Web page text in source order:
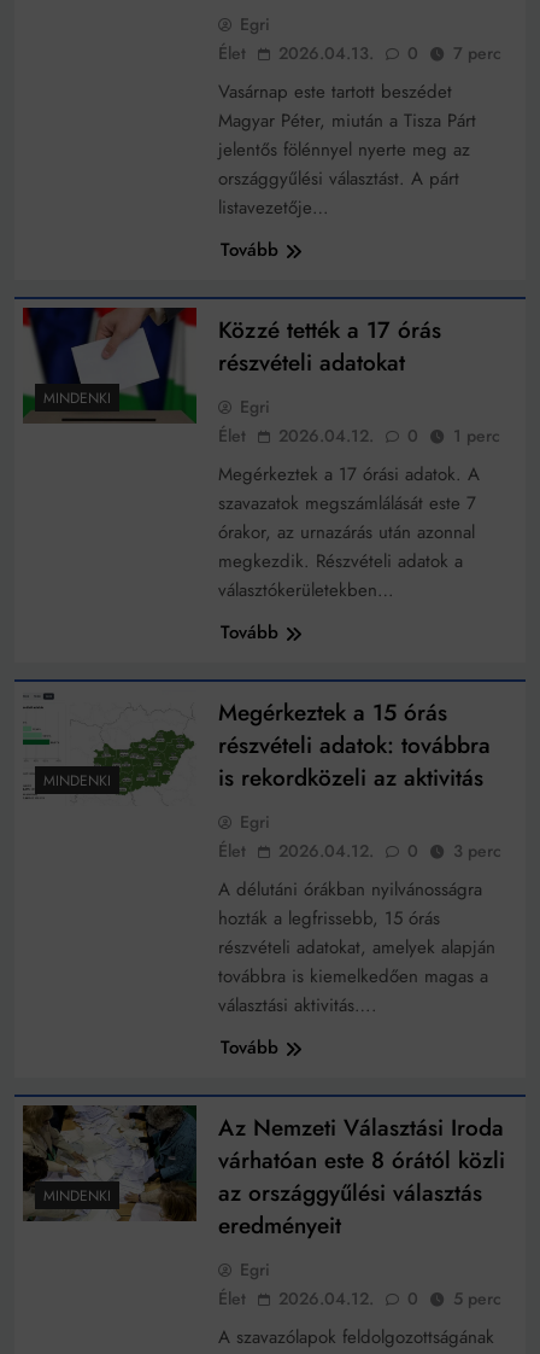
Egri
Élet
2026.04.13. 0 7 perc
Vasárnap este tartott beszédet
Magyar Péter, miután a Tisza Párt
jelentős fölénnyel nyerte meg az
országgyűlési választást. A párt
listavezetője…
Tovább
MINDENKI
Közzé tették a 17 órás
részvételi adatokat
Egri
Élet
2026.04.12. 0 1 perc
Megérkeztek a 17 órási adatok. A
szavazatok megszámlálását este 7
órakor, az urnazárás után azonnal
megkezdik. Részvételi adatok a
választókerületekben…
Tovább
MINDENKI
Megérkeztek a 15 órás
részvételi adatok: továbbra
is rekordközeli az aktivitás
Egri
Élet
2026.04.12. 0 3 perc
A délutáni órákban nyilvánosságra
hozták a legfrissebb, 15 órás
részvételi adatokat, amelyek alapján
továbbra is kiemelkedően magas a
választási aktivitás….
Tovább
MINDENKI
Az Nemzeti Választási Iroda
várhatóan este 8 órától közli
az országgyűlési választás
eredményeit
Egri
Élet
2026.04.12. 0 5 perc
A szavazólapok feldolgozottságának